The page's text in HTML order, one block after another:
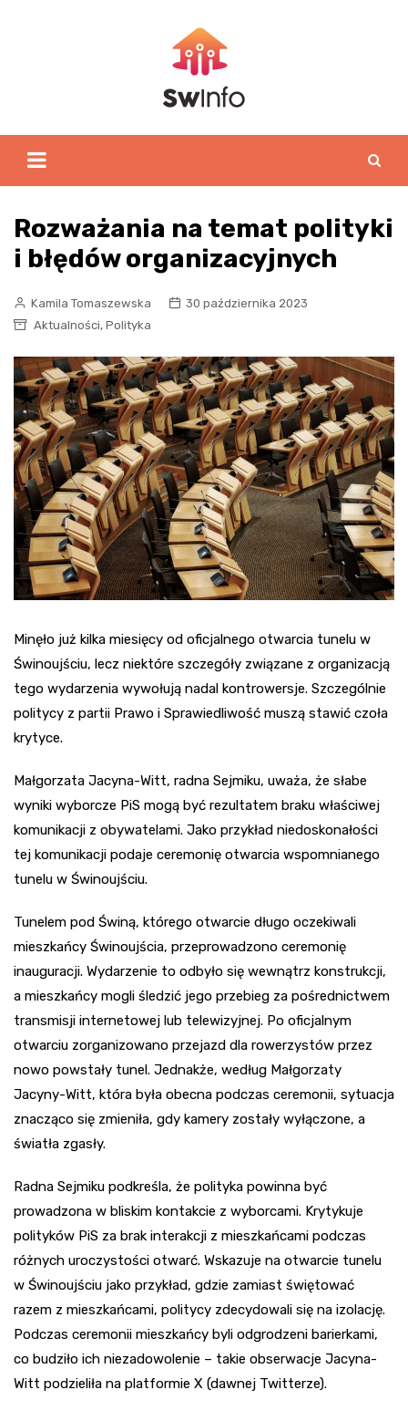
Rozważania na temat polityki
i błędów organizacyjnych
Kamila Tomaszewska
30 października 2023
Aktualności, Polityka
Minęło już kilka miesięcy od oficjalnego otwarcia tunelu w
Świnoujściu, lecz niektóre szczegóły związane z organizacją
tego wydarzenia wywołują nadal kontrowersje. Szczególnie
politycy z partii Prawo i Sprawiedliwość muszą stawić czoła
krytyce.
Małgorzata Jacyna-Witt, radna Sejmiku, uważa, że słabe
wyniki wyborcze PiS mogą być rezultatem braku właściwej
komunikacji z obywatelami. Jako przykład niedoskonałości
tej komunikacji podaje ceremonię otwarcia wspomnianego
tunelu w Świnoujściu.
Tunelem pod Świną, którego otwarcie długo oczekiwali
mieszkańcy Świnoujścia, przeprowadzono ceremonię
inauguracji. Wydarzenie to odbyło się wewnątrz konstrukcji,
a mieszkańcy mogli śledzić jego przebieg za pośrednictwem
transmisji internetowej lub telewizyjnej. Po oficjalnym
otwarciu zorganizowano przejazd dla rowerzystów przez
nowo powstały tunel. Jednakże, według Małgorzaty
Jacyny-Witt, która była obecna podczas ceremonii, sytuacja
znacząco się zmieniła, gdy kamery zostały wyłączone, a
światła zgasły.
Radna Sejmiku podkreśla, że polityka powinna być
prowadzona w bliskim kontakcie z wyborcami. Krytykuje
polityków PiS za brak interakcji z mieszkańcami podczas
różnych uroczystości otwarć. Wskazuje na otwarcie tunelu
w Świnoujściu jako przykład, gdzie zamiast świętować
razem z mieszkańcami, politycy zdecydowali się na izolację.
Podczas ceremonii mieszkańcy byli odgrodzeni barierkami,
co budziło ich niezadowolenie – takie obserwacje Jacyna-
Witt podzieliła na platformie X (dawnej Twitterze).